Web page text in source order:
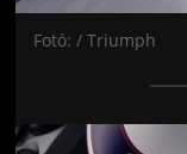
Fotó: / Triumph